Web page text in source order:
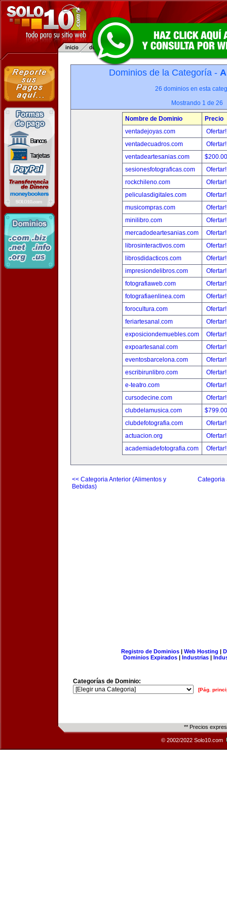
Dominios de la Categoría -
26 dominios en esta
Mostrando 1 de 26
Nombre de Dominio
Precio
ventadejoyas.com
ventadecuadros.com
ventadeartesanias.com
sesionesfotograficas.com
rockchileno.com
peliculasdigitales.com
musicompras.com
minilibro.com
mercadodeartesanias.com
librosinteractivos.com
librosdidacticos.com
impresiondelibros.com
fotografiaweb.com
fotografiaenlinea.com
forocultura.com
feriartesanal.com
exposiciondemuebles.com
expoartesanal.com
eventosbarcelona.com
escribirunlibro.com
e-teatro.com
cursodecine.com
clubdelamusica.com
clubdefotografia.com
actuacion.org
academiadefotografia.com
<< Categoria Anterior (Alimentos y
Bebidas)
Categoria
Registro de Dominios| Web Hosting |
Dominios Expirados | Industrias |
Categorías de Dominio:
[Pág.
** Precios
© 2002/2022 Solo10.com